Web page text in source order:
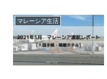
マレーシア生活